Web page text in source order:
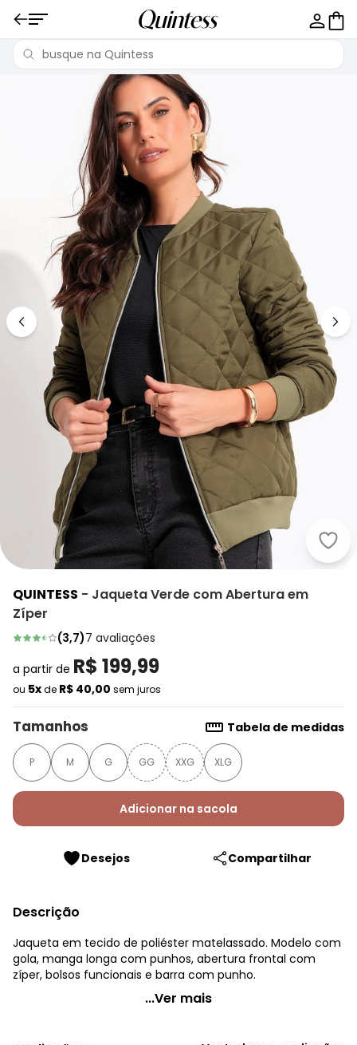
QUINTESS - Jaqueta Verde com Abertura em
Zíper
(3,7)7 avaliações
a partir de R$ 199,99
ou 5xde R$ 40,00 sem juros
Tamanhos Tabela de medidas
P M G GG XXG XLG
Adicionar na sacola
Desejos Compartilhar
Descrição
Jaqueta em tecido de poliéster matelassado. Modelo com
gola, manga longa com punhos, abertura frontal com
zíper, bolsos funcionais e barra com punho.
Quintess - Jaqueta Verde com Abertura em Zíper
...Ver mais